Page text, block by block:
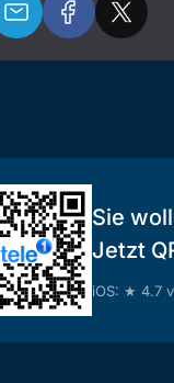
Sie
Jetzt
iOS: ★ 4.7